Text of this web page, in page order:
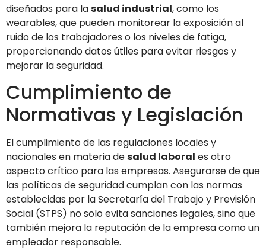
diseñados para lasalud industrial, como los
wearables, que pueden monitorear la exposición al
ruido de los trabajadores o los niveles de fatiga,
proporcionando datos útiles para evitar riesgos y
mejorar la seguridad.
Cumplimiento de
Normativas y Legislación
El cumplimiento de las regulaciones locales y
nacionales en materia desalud laboral es otro
aspecto crítico para las empresas. Asegurarse de que
las políticas de seguridad cumplan con las normas
establecidas por la Secretaría del Trabajo y Previsión
Social (STPS) no solo evita sanciones legales, sino que
también mejora la reputación de la empresa como un
empleador responsable.